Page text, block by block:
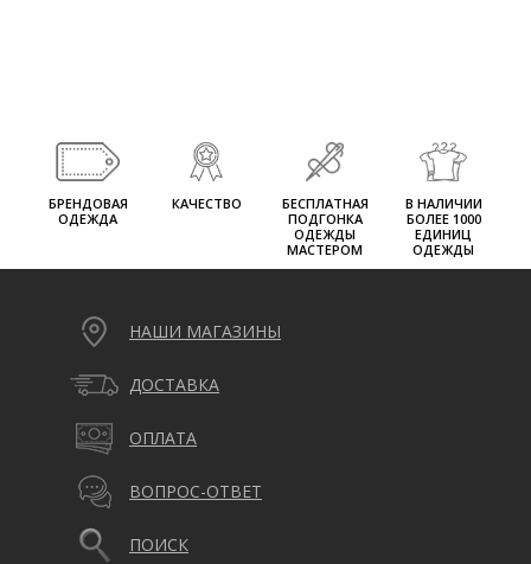
БРЕНДОВАЯ
ОДЕЖДА
КАЧЕСТВО
БЕСПЛАТНАЯ
ПОДГОНКА
ОДЕЖДЫ
МАСТЕРОМ
В НАЛИЧИИ
БОЛЕЕ 1000
ЕДИНИЦ
ОДЕЖДЫ
НАШИ МАГАЗИНЫ
ДОСТАВКА
ОПЛАТА
ВОПРОС-ОТВЕТ
ПОИСК